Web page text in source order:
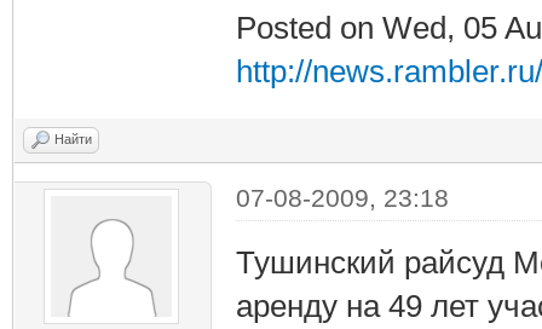
Posted on Wed, 05
http://
Найти
07-08-2009, 23:18
Тушинский райсуд
аренду на 49 лет